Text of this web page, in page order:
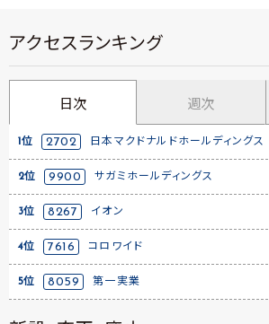
アクセスランキング
日次 週次
1位 2702 日本マクドナルドホールディングス
2位 9900 サガミホールディングス
3位 8267 イオン
4位 7616 コロワイド
5位 8059 第一実業